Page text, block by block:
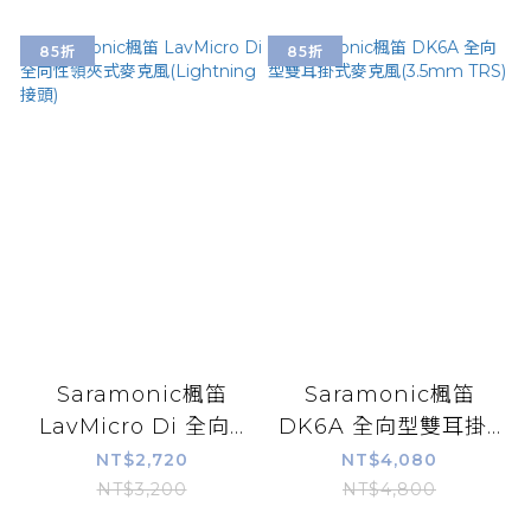
85折
Saramonic楓笛
LavMicro Di 全向...
NT$2,720
NT$3,200
85折
Saramonic楓笛
DK6A 全向型雙耳掛...
NT$4,080
NT$4,800